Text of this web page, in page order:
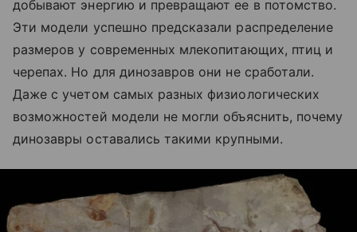
добывают энергию и превращают ее в потомство.
Эти модели успешно предсказали распределение
размеров у современных млекопитающих, птиц и
черепах. Но для динозавров они не сработали.
Даже с учетом самых разных физиологических
возможностей модели не могли объяснить, почему
динозавры оставались такими крупными.